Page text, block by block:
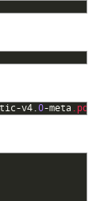
-v4.0-meta .pdf